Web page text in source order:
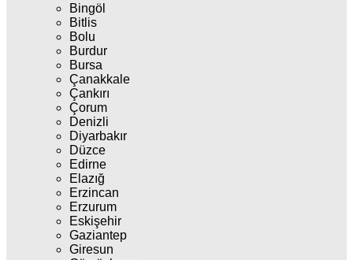
Bingöl
Bitlis
Bolu
Burdur
Bursa
Çanakkale
Çankırı
Çorum
Denizli
Diyarbakır
Düzce
Edirne
Elazığ
Erzincan
Erzurum
Eskişehir
Gaziantep
Giresun